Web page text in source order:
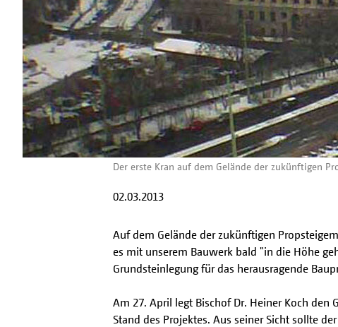
Der erste Kran auf dem Gelände der zukünftigen
02.03.2013
Auf dem Gelände der zukünftigen
es mit unserem Bauwerk bald "in die Höhe
Grundsteinlegung für das herausragende
Am 27. April legt Bischof Dr. Heiner Koch
Stand des Projektes. Aus seiner Sicht sollte